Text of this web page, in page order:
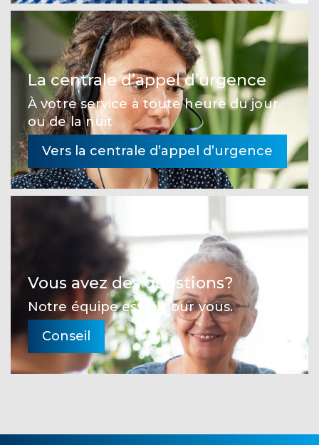
La centrale d’appel d’urgence
À votre service à toute heure du jour
ou de la nuit
Vers la centrale d’appel d’urgence
Vous avez des questions?
Notre équipe est là pour vous.
Conseil